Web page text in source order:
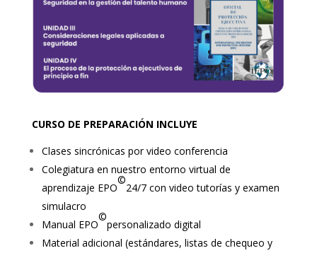
CURSO DE PREPARACIÓN INCLUYE
Clases sincrónicas por video conferencia
Colegiatura en nuestro entorno virtual de
aprendizaje EPO
©
24/7 con video tutorías y examen
simulacro
Manual EPO
©
personalizado digital
Material adicional (estándares, listas de chequeo y